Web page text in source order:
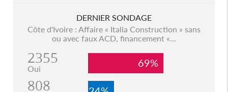
DERNIER SONDAGE
Côte d'Ivoire : Affaire « Italia Construction » sans
ou avec faux ACD, financement «...
2355
Oui 69%
808